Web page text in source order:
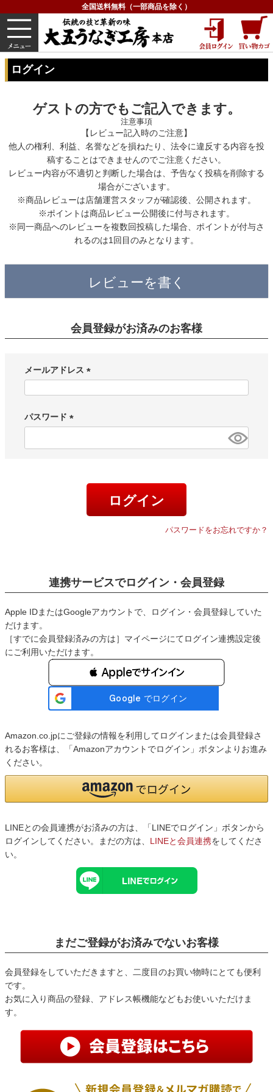
全国送料無料（一部商品を除く）
うなぎ 内祝い
グルメ
HOME
ログイン
ログイン
ゲストの方でもご記入できます。
注意事項
【レビュー記入時のご注意】
他人の権利、利益、名誉などを損ねたり、法令に違反する内容を投
稿することはできませんのでご注意ください。
レビュー内容が不適切と判断した場合は、予告なく投稿を削除する
場合がございます。
※商品レビューは店舗運営スタッフが確認後、公開されます。
※ポイントは商品レビュー公開後に付与されます。
※同一商品へのレビューを複数回投稿した場合、ポイントが付与さ
れるのは1回目のみとなります。
レビューを書く
会員登録がお済みのお客様
メールアドレス
)
パスワード
必
ログイン
パスワードをお忘れですか？
連携サービスでログイン・会員登録
Apple IDまたはGoogleアカウントで、ログイン・会員登録していた
だけます。
［すでに会員登録済みの方は］マイページにてログイン連携設定後
にご利用いただけます。
 Appleでサインイン
Amazon.co.jpにご登録の情報を利用してログインまたは会員登録さ
れるお客様は、「Amazonアカウントでログイン」ボタンよりお進み
ください。
LINEとの会員連携がお済みの方は、「LINEでログイン」ボタンから
ログインしてください。まだの方は、 LINEと会員連携をしてくださ
い。
まだご登録がお済みでないお客様
会員登録をしていただきますと、二度目のお買い物時にとても便利
です。
お気に入り商品の登録、アドレス帳機能などもお使いいただけま
す。